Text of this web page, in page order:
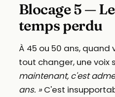
Blocage 5 —
temps perdu
À 45 ou 50 ans, quand
tout changer, une voix
maintenant, c'est
ans. »C'est